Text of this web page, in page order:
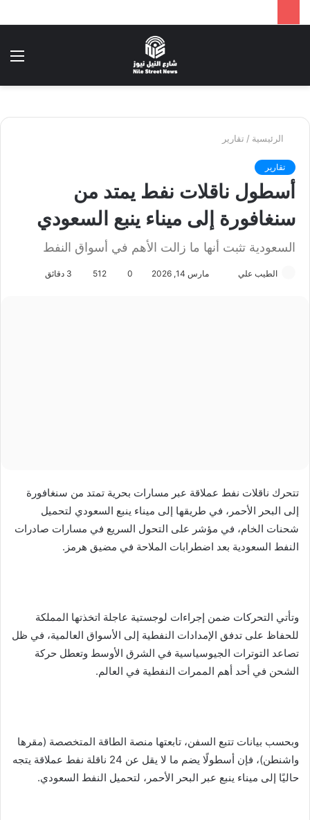
الرئيسية / تقارير
تقارير
أسطول ناقلات نفط يمتد من
سنغافورة إلى ميناء ينبع السعودي
السعودية تثبت أنها ما زالت الأهم في أسواق النفط
الطيب علي
ر
مارس 14, 2026 0
512
تتحرك ناقلات نفط عملاقة عبر مسارات بحرية تمتد من سنغافورة
إلى البحر الأحمر، في طريقها إلى ميناء ينبع السعودي لتحميل
شحنات الخام، في مؤشر على التحول السريع في مسارات صادرات
النفط السعودية بعد اضطرابات الملاحة في مضيق هرمز.
وتأتي التحركات ضمن إجراءات لوجستية عاجلة اتخذتها المملكة
للحفاظ على تدفق الإمدادات النفطية إلى الأسواق العالمية، في ظل
تصاعد التوترات الجيوسياسية في الشرق الأوسط وتعطل حركة
الشحن في أحد أهم الممرات النفطية في العالم.
وبحسب بيانات تتبع السفن، تابعتها منصة الطاقة المتخصصة (مقرها
واشنطن)، فإن أسطولًا يضم ما لا يقل عن 24 ناقلة نفط عملاقة يتجه
حاليًا إلى ميناء ينبع عبر البحر الأحمر، لتحميل النفط السعودي.